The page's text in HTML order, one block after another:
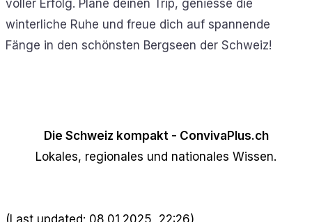
voller Erfolg. Plane deinen Trip, geniesse die
winterliche Ruhe und freue dich auf spannende
Fänge in den schönsten Bergseen der Schweiz!
Die Schweiz kompakt - ConvivaPlus.ch
Lokales, regionales und nationales Wissen.
(Last updated: 08.01.2025, 22:26)